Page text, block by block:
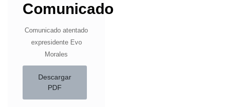
Comunicado
Comunicado atentado
expresidente Evo
Morales
Descargar
PDF